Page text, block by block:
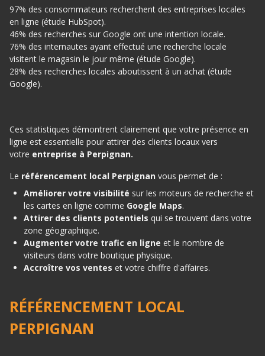
97% des consommateurs recherchent des entreprises locales
en ligne (étude HubSpot).
46% des recherches sur Google ont une intention locale.
76% des internautes ayant effectué une recherche locale
visitent le magasin le jour même (étude Google).
28% des recherches locales aboutissent à un achat (étude
Google).
Ces statistiques démontrent clairement que votre présence en
ligne est essentielle pour attirer des clients locaux vers
votre entreprise à Perpignan.
Le référencement local Perpignan vous permet de :
Améliorer votre visibilité sur les moteurs de recherche et
les cartes en ligne comme Google Maps.
Attirer des clients potentiels qui se trouvent dans votre
zone géographique.
Augmenter votre trafic en ligne et le nombre de
visiteurs dans votre boutique physique.
Accroître vos ventes et votre chiffre d'affaires.
RÉFÉRENCEMENT LOCAL
PERPIGNAN